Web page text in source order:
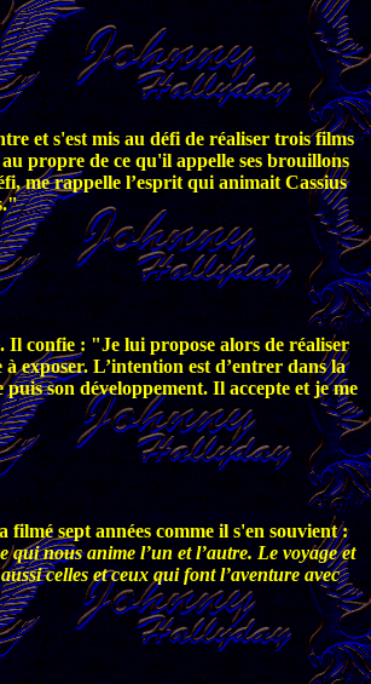
et s'est mis au défi de réaliser trois films
propre de ce qu'il appelle ses brouillons
me rappelle l’esprit qui animait Cassius
confie : "Je lui propose alors de réaliser
exposer. L’intention est d’entrer dans la
son développement. Il accepte et je me
sept années comme il s'en souvient :
nous anime l’un et l’autre. Le voyage et
celles et ceux qui font l’aventure avec